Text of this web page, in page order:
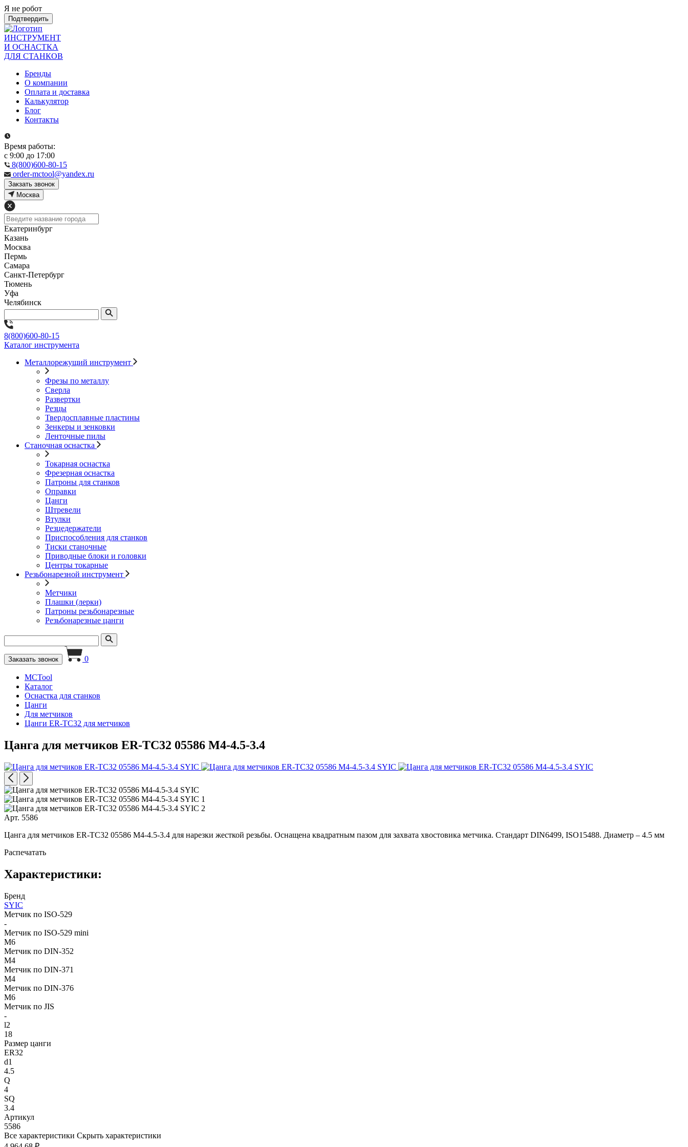
Я не робот
Подтвердить
ИНСТРУМЕНТ
И ОСНАСТКА
ДЛЯ СТАНКОВ
Бренды
О компании
Оплата и доставка
Калькулятор
Блог
Контакты
Время работы:
с 9:00 до 17:00
8(800)600-80-15
order-mctool@yandex.ru
Закзать звонок
Москва
Екатеринбург
Казань
Москва
Пермь
Самара
Санкт-Петербург
Тюмень
Уфа
Челябинск
8(800)600-80-15
Каталог инструмента
Металлорежущий инструмент
Фрезы по металлу
Сверла
Развертки
Резцы
Твердосплавные пластины
Зенкеры и зенковки
Ленточные пилы
Станочная оснастка
Токарная оснастка
Фрезерная оснастка
Патроны для станков
Оправки
Цанги
Штревели
Втулки
Резцедержатели
Приспособления для станков
Тиски станочные
Приводные блоки и головки
Центры токарные
Резьбонарезной инструмент
Метчики
Плашки (лерки)
Патроны резьбонарезные
Резьбонарезные цанги
Заказать звонок 0
MCTool
Каталог
Оснастка для станков
Цанги
Для метчиков
Цанги ER-TC32 для метчиков
Цанга для метчиков ER-TC32 05586 M4-4.5-3.4
Арт. 5586
Цанга для метчиков ER-TC32 05586 M4-4.5-3.4 для нарезки жесткой резьбы. Оснащена квадратным пазом для захвата хвостовика метчика. Стандарт DIN6499, ISO15488. Диаметр – 4.5 мм
Распечатать
Характеристики:
Бренд
SYIC
Метчик по ISO-529
-
Метчик по ISO-529 mini
M6
Метчик по DIN-352
M4
Метчик по DIN-371
M4
Метчик по DIN-376
M6
Метчик по JIS
-
l2
18
Размер цанги
ER32
d1
4.5
Q
4
SQ
3.4
Артикул
5586
Все характеристики Скрыть характеристики